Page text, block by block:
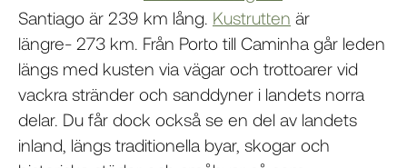
Santiago är 239 km lång. Kustrutten är
längre- 273 km. Från Porto till Caminha går leden
längs med kusten via vägar och trottoarer vid
vackra stränder och sanddyner i landets norra
delar. Du får dock också se en del av landets
inland, längs traditionella byar, skogar och